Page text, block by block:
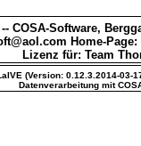
COSA-Software,
Home-Page:
Lizenz für: Team
(Version: 0.12.3.2014-03-
Datenverarbeitung mit